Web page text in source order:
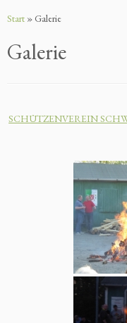
Inhalt
Start » Galerie
Galerie
SCHÜTZENVEREIN